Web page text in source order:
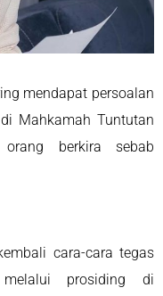
mendapat persoalan
Mahkamah Tuntutan
berkira sebab
cara-cara tegas
prosiding di